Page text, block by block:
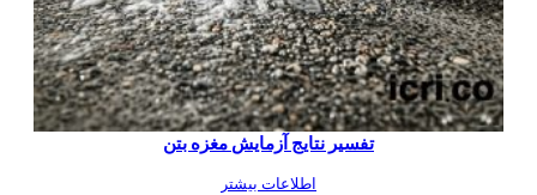
تفسیر نتایج آزمایش مغزه‌ بتن
اطلاعات بیشتر